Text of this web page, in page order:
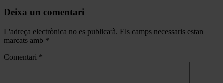
Deixa un comentari
L'adreça electrònica no es publicarà. Els camps necessaris estan
marcats amb *
Comentari *